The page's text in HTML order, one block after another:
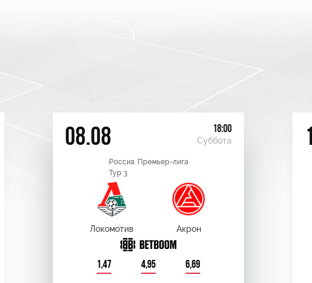
08.08 18:00
Суббота
Россия. Премьер-лига
Тур 3
Локомотив Акрон
1,47 4,95 6,69